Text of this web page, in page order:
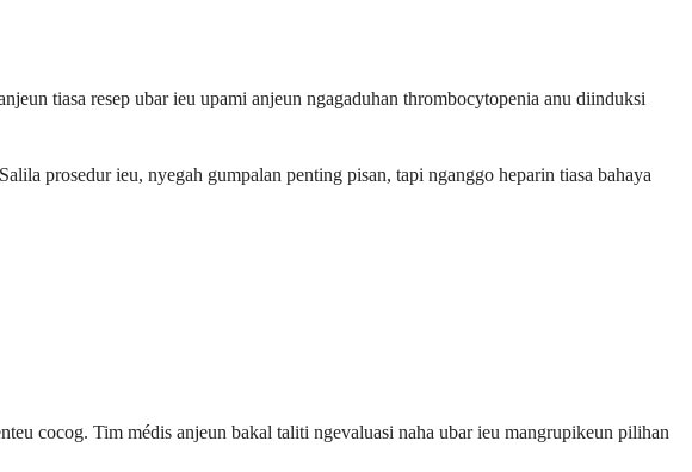
tiasa resep ubar ieu upami anjeun ngagaduhan thrombocytopenia anu diinduksi
prosedur ieu, nyegah gumpalan penting pisan, tapi nganggo heparin tiasa bahaya
cocog. Tim médis anjeun bakal taliti ngevaluasi naha ubar ieu mangrupikeun pilihan